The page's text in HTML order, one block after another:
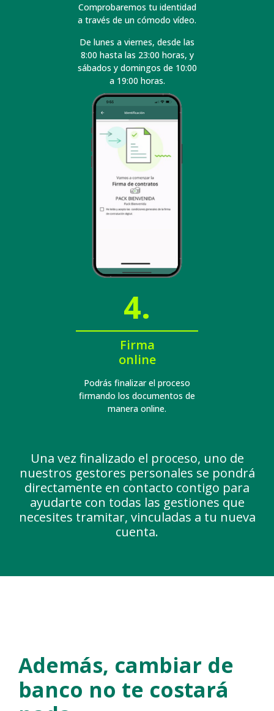
Comprobaremos tu identidad
a través de un cómodo vídeo.
De lunes a viernes, desde las
8:00 hasta las 23:00 horas, y
sábados y domingos de 10:00
a 19:00 horas.
4.
Firma
online
Podrás finalizar el proceso
firmando los documentos de
manera online.
Una vez finalizado el proceso, uno de
nuestros gestores personales se pondrá
directamente en contacto contigo para
ayudarte con todas las gestiones que
necesites tramitar, vinculadas a tu nueva
cuenta.
Además, cambiar de
banco no te costará